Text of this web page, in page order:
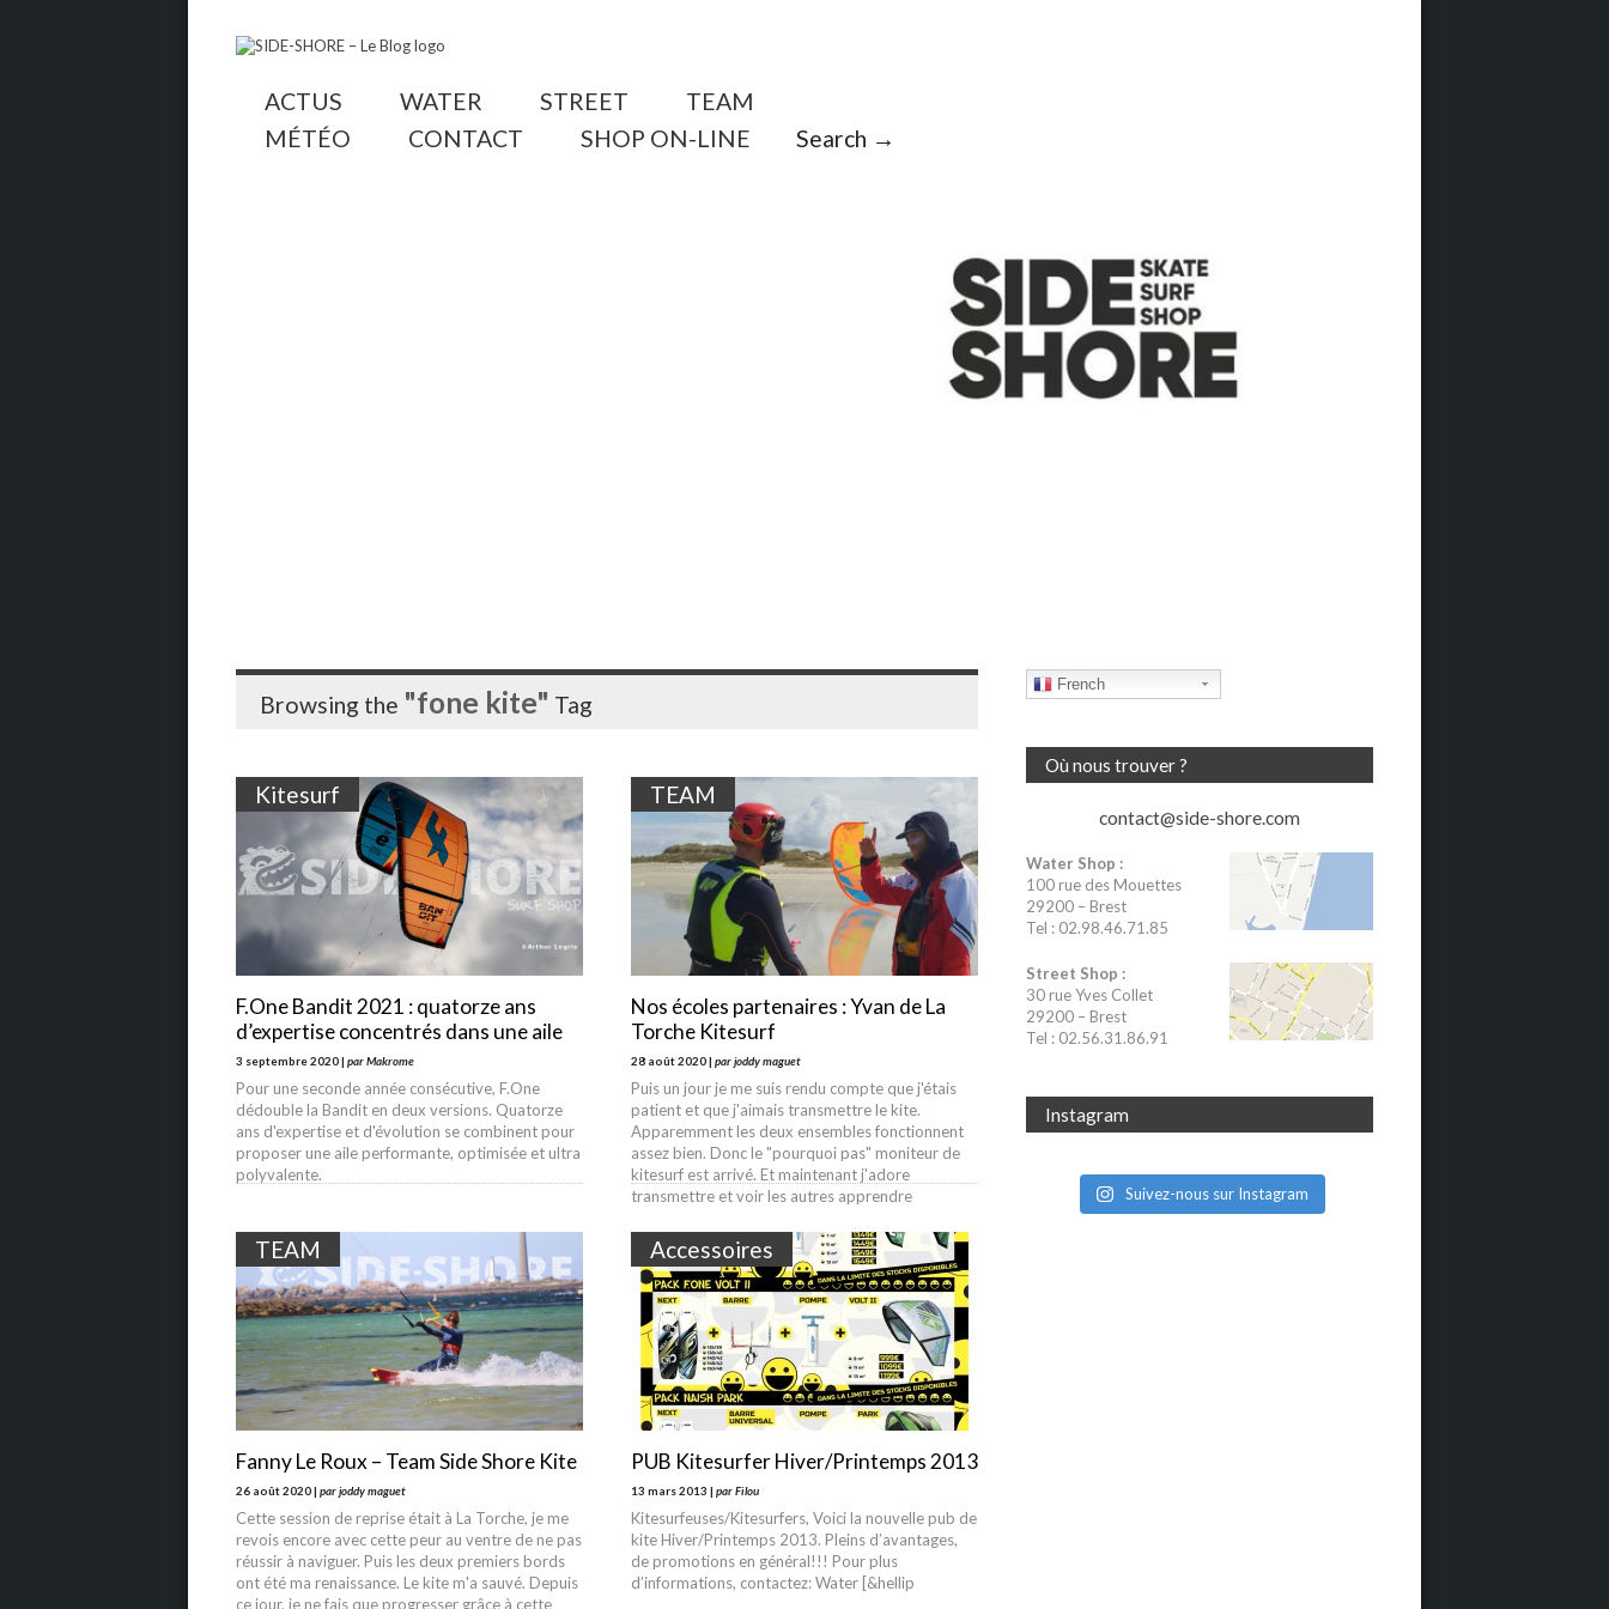
ACTUS WATER STREET
TEAM
MÉTÉO
CONTACT SHOP ON-LINE Search →
Browsing the "fone kite" Tag
Kitesurf
F.One Bandit 2021 : quatorze ans
d’expertise concentrés dans une aile
3 septembre 2020 | par Makrome
Pour une seconde année consécutive, F.One
dédouble la Bandit en deux versions. Quatorze
ans d'expertise et d'évolution se combinent pour
proposer une aile performante, optimisée et ultra
polyvalente.
TEAM
Nos écoles partenaires : Yvan de La
Torche Kitesurf
28 août 2020 | par joddy maguet
Puis un jour je me suis rendu compte que j'étais
patient et que j'aimais transmettre le kite.
Apparemment les deux ensembles fonctionnent
assez bien. Donc le "pourquoi pas" moniteur de
kitesurf est arrivé. Et maintenant j'adore
transmettre et voir les autres apprendre
TEAM
Fanny Le Roux – Team Side Shore Kite
26 août 2020 | par joddy maguet
Cette session de reprise était à La Torche, je me
revois encore avec cette peur au ventre de ne pas
réussir à naviguer. Puis les deux premiers bords
ont été ma renaissance. Le kite m'a sauvé. Depuis
ce jour, je ne fais que progresser grâce à cette
Accessoires
PUB Kitesurfer Hiver/Printemps 2013
13 mars 2013 | par Filou
Kitesurfeuses/Kitesurfers, Voici la nouvelle pub de
kite Hiver/Printemps 2013. Pleins d’avantages,
de promotions en général!!! Pour plus
d’informations, contactez: Water [&hellip
French
Où nous trouver ?
contact@side-shore.com
Water Shop :
100 rue des Mouettes
29200 – Brest
Tel : 02.98.46.71.85
Street Shop :
30 rue Yves Collet
29200 – Brest
Tel : 02.56.31.86.91
Instagram
Suivez-nous sur Instagram